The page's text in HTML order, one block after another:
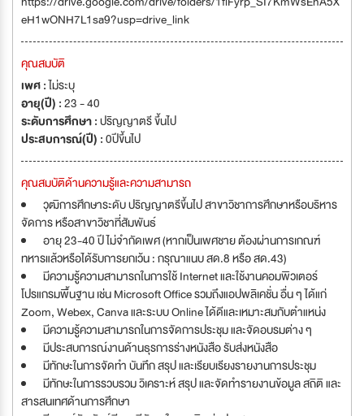
eH1wONH7L1sa9?usp=drive_link
คุณสมบัติ
เพศ :ไม่ระบุ
อายุ(ปี) :23 - 40
ระดับการศึกษา :ปริญญาตรี ขึ้นไป
ประสบการณ์(ปี) :0ปีขึ้นไป
คุณสมบัติด้านความรู้และความสามารถ
วุฒิการศึกษาระดับ ปริญญาตรีขึ้นไป สาขาวิชาการศึกษาหรือบริหาร
จัดการ หรือสาขาวิชาที่สัมพันธ์
อายุ 23-40 ปี ไม่จำกัดเพศ (หากเป็นเพศชาย ต้องผ่านการเกณฑ์
ทหารแล้วหรือได้รับการยกเว้น : กรุณาแนบ สด.8 หรือ สด.43)
มีความรู้ความสามารถในการใช้ Internet และใช้งานคอมพิวเตอร์
โปรแกรมพื้นฐาน เช่น Microsoft Office รวมถึงแอปพลิเคชั่น อื่น ๆ ได้แก่
Zoom, Webex, Canva และระบบ Online ได้ดีและเหมาะสมกับตําแหน่ง
มีความรู้ความสามารถในการจัดการประชุม และจัดอบรมต่าง ๆ
มีประสบการณ์งานด้านธุรการร่างหนังสือ รับส่งหนังสือ
มีทักษะในการจัดทำ บันทึก สรุป และเรียบเรียงรายงานการประชุม
มีทักษะในการรวบรวม วิเคราะห์ สรุป และจัดทำรายงานข้อมูล สถิติ และ
สารสนเทศด้านการศึกษา